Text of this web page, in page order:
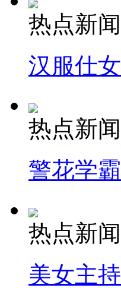
热点新闻
汉服仕
热点新闻
警花学
热点新闻
美女主